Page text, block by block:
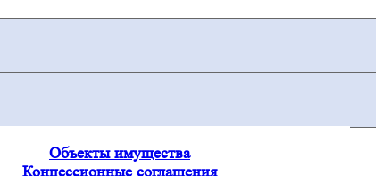
Объекты имущества
Концессионные соглашения